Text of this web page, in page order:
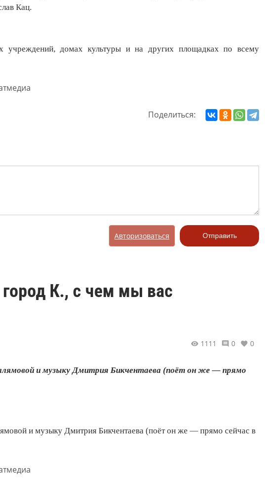
Кац.
учреждений, домах культуры и на других площадках по всему
Поделиться:
Авторизоваться Отправить
К., с чем мы вас
1111 0 0
и музыку Дмитрия Бикчентаева (поёт он же — прямо
и музыку Дмитрия Бикчентаева (поёт он же — прямо сейчас в